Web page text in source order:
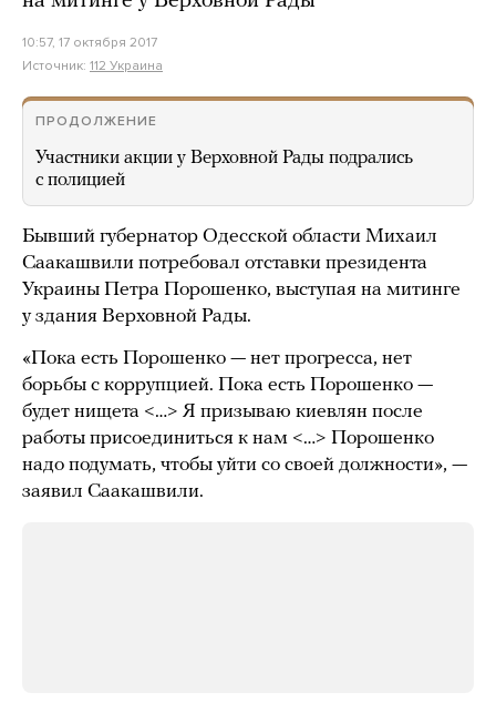
10:57, 17 октября 2017
Источник: 112 Украина
ПРОДОЛЖЕНИЕ
Участники акции у Верховной Рады подрались
с полицией
Бывший губернатор Одесской области Михаил
Саакашвили потребовал отставки президента
Украины Петра Порошенко, выступая на митинге
у здания Верховной Рады.
«Пока есть Порошенко — нет прогресса, нет
борьбы с коррупцией. Пока есть Порошенко —
будет нищета <…> Я призываю киевлян после
работы присоединиться к нам <…> Порошенко
надо подумать, чтобы уйти со своей должности», —
заявил Саакашвили.